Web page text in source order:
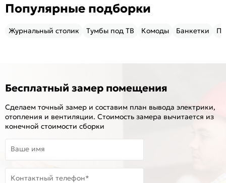
Популярные подборки
Журнальный столик Тумбы под ТВ Комоды Банкетки
Бесплатный замер помещения
Сделаем точный замер и составим план вывода электрики,
отопления и вентиляции. Стоимость замера вычитается из
конечной стоимости сборки
Ваше имя
Контактный телефон*